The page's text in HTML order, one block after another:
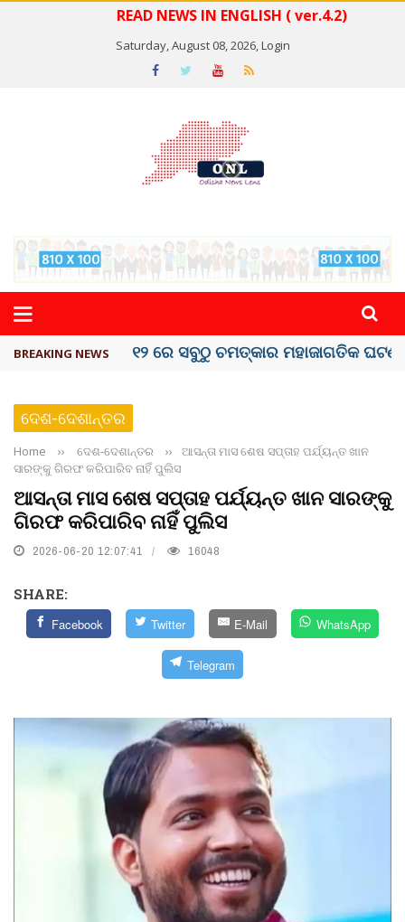
READ NEWS IN ENGLISH ( ver.4.2)
Saturday, August 08, 2026,Login
BREAKING NEWS କେରଳରେ ‘ରାଟ୍ ଫିଭର୍’ ଆତଙ୍କ, ୫୮ ମୃତ
ଦେଶ-ଦେଶାନ୍ତର
Home ›› ଦେଶ-ଦେଶାନ୍ତର ››
ଆସନ୍ତା ମାସ ଶେଷ ସପ୍ତାହ ପର୍ଯ୍ୟନ୍ତ ଖାନ
ସାରଙ୍କୁ ଗିରଫ କରିପାରିବ ନାହିଁ ପୁଲିସ
ଆସନ୍ତା ମାସ ଶେଷ ସପ୍ତାହ ପର୍ଯ୍ୟନ୍ତ ଖାନ ସାରଙ୍କୁ
ଗିରଫ କରିପାରିବ ନାହିଁ ପୁଲିସ
2026-06-20 12:07:41 16048
SHARE:
Facebook Twitter E-Mail WhatsApp
Telegram